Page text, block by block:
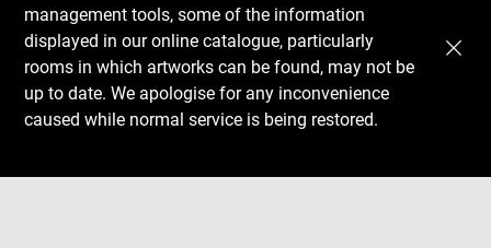
management tools, some of the information
displayed in our online catalogue, particularly
rooms in which artworks can be found, may not be
up to date. We apologise for any inconvenience
caused while normal service is being restored.
Download
Next
Previous